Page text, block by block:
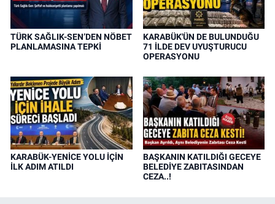
TÜRK SAĞLIK-SEN’DEN NÖBET
PLANLAMASINA TEPKİ
KARABÜK'ÜN DE BULUNDUĞU
71 İLDE DEV UYUŞTURUCU
OPERASYONU
KARABÜK-YENİCE YOLU İÇİN
İLK ADIM ATILDI
BAŞKANIN KATILDIĞI GECEYE
BELEDİYE ZABITASINDAN
CEZA..!